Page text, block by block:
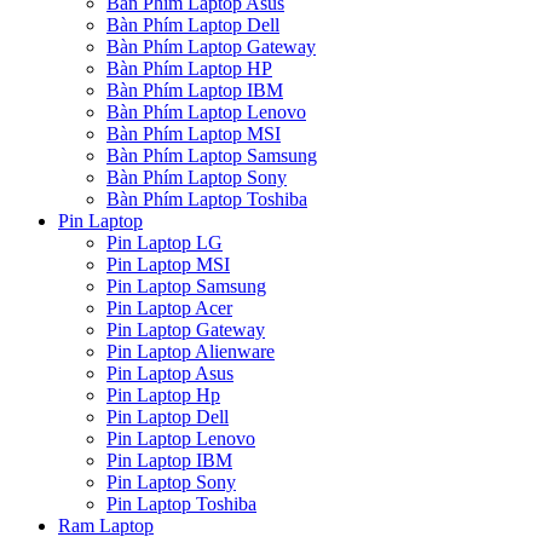
Bàn Phím Laptop Dell
Bàn Phím Laptop Gateway
Bàn Phím Laptop HP
Bàn Phím Laptop IBM
Bàn Phím Laptop Lenovo
Bàn Phím Laptop MSI
Bàn Phím Laptop Samsung
Bàn Phím Laptop Sony
Bàn Phím Laptop Toshiba
Pin Laptop
Pin Laptop LG
Pin Laptop MSI
Pin Laptop Samsung
Pin Laptop Acer
Pin Laptop Gateway
Pin Laptop Alienware
Pin Laptop Asus
Pin Laptop Hp
Pin Laptop Dell
Pin Laptop Lenovo
Pin Laptop IBM
Pin Laptop Sony
Pin Laptop Toshiba
Ram Laptop